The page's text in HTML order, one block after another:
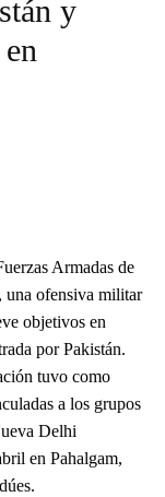
y
Armadas de
una ofensiva militar
objetivos en
por Pakistán.
tuvo como
a los grupos
Delhi
en Pahalgam,